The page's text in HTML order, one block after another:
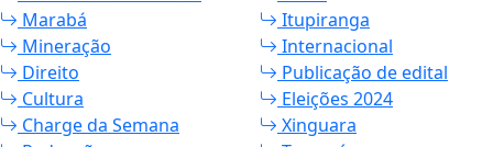
Marabá
Itupiranga
Mineração
Internacional
Direito
Publicação de edital
Cultura
Eleições 2024
Charge da Semana
Xinguara